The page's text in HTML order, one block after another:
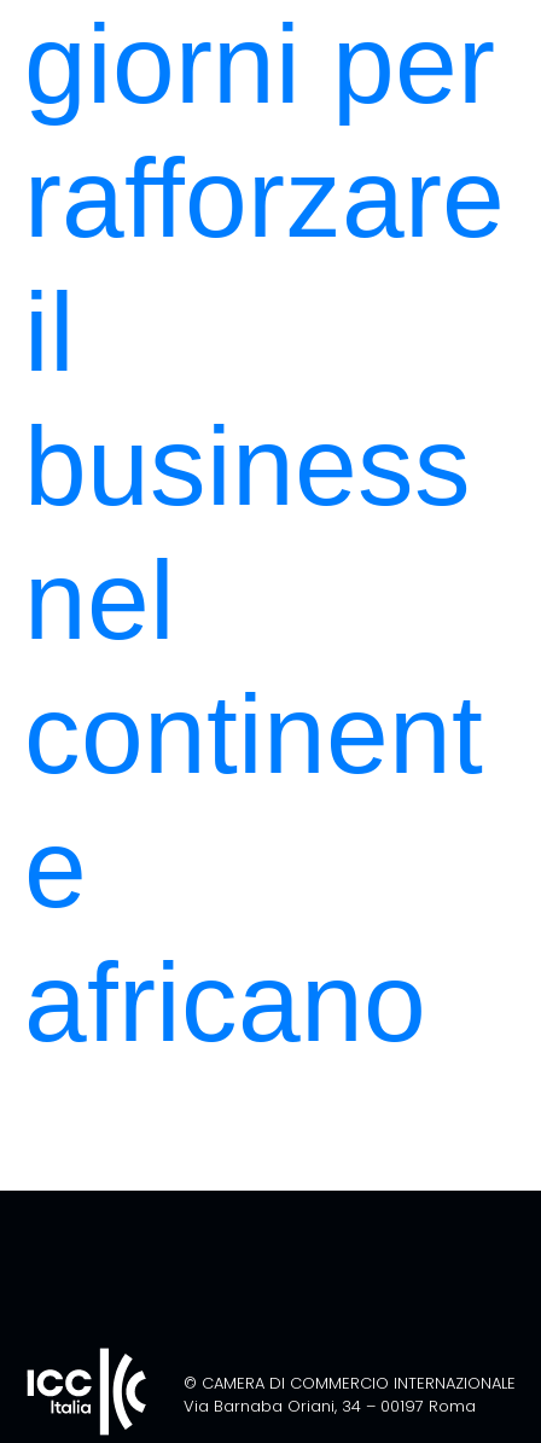
giorni per
rafforzare
il
business
nel
continent
e
africano
© CAMERA DI COMMERCIO INTERNAZIONALE
Via Barnaba Oriani, 34 – 00197 Roma